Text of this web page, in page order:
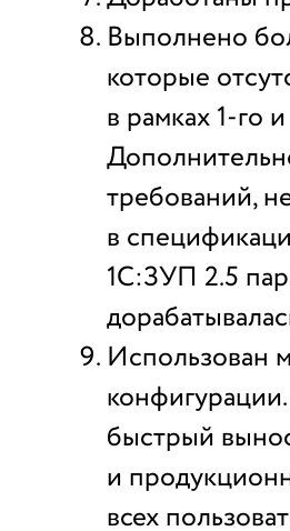
Выполнено
которые
в рамках 1-го
требований,
в
1С:ЗУП 2.5
Использован
быстрый
и
всех